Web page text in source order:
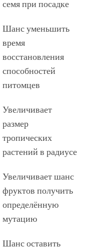
семя при посадке
Шанс уменьшить
время
восстановления
способностей
питомцев
Увеличивает
размер
тропических
растений в радиусе
Увеличивает шанс
фруктов получить
определённую
мутацию
Шанс оставить